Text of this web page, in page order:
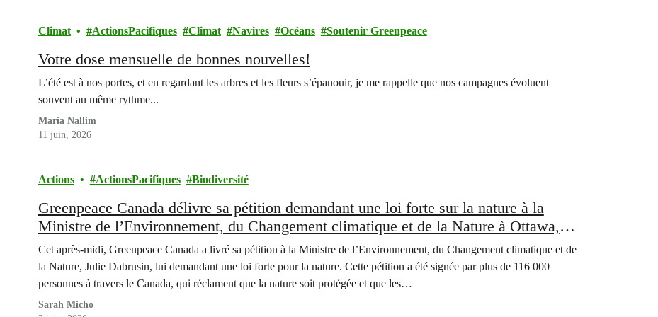
Climat ActionsPacifiques Climat Navires Océans Soutenir Greenpeace
Votre dose mensuelle de bonnes nouvelles!
L’été est à nos portes, et en regardant les arbres et les fleurs s’épanouir, je me rappelle que nos campagnes évoluent
souvent au même rythme...
Maria Nallim
11 juin, 2026
Actions ActionsPacifiques Biodiversité
Greenpeace Canada délivre sa pétition demandant une loi forte sur la nature à la
Ministre de l’Environnement, du Changement climatique et de la Nature à Ottawa,
en parallèle de rencontres avec des organisations alliées pour arrêter et inverser la
perte de biodiversité
Cet après-midi, Greenpeace Canada a livré sa pétition à la Ministre de l’Environnement, du Changement climatique et de
la Nature, Julie Dabrusin, lui demandant une loi forte pour la nature. Cette pétition a été signée par plus de 116 000
personnes à travers le Canada, qui réclament que la nature soit protégée et que les…
Sarah Micho